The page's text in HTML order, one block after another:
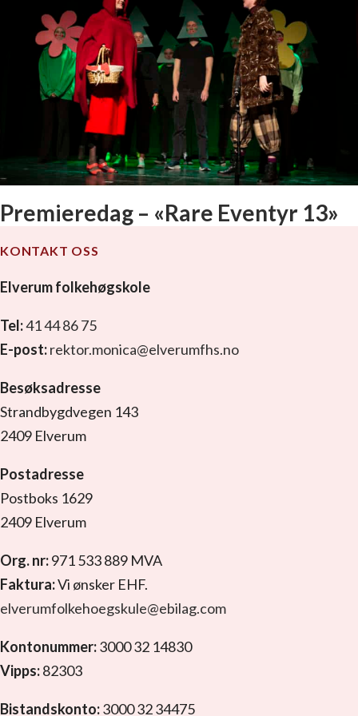
Premieredag – «Rare Eventyr 13»
KONTAKT OSS
Elverum folkehøgskole
Tel:41 44 86 75
E-post:rektor.monica@elverumfhs.no
Besøksadresse
Strandbygdvegen 143
2409 Elverum
Postadresse
Postboks 1629
2409 Elverum
Org. nr:971 533 889 MVA
Faktura:Vi ønsker EHF.
elverumfolkehoegskule@ebilag.com
Kontonummer:3000 32 14830
Vipps:82303
Bistandskonto:3000 32 34475